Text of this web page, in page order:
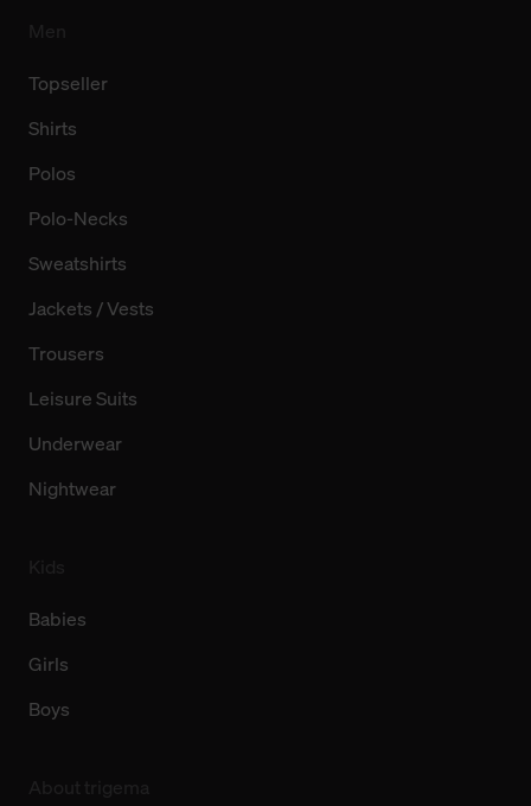
Topseller
Shirts
Polos
Polo-Necks
Sweatshirts
Jackets / Vests
Trousers
Leisure Suits
Underwear
Nightwear
Babies
Girls
Boys